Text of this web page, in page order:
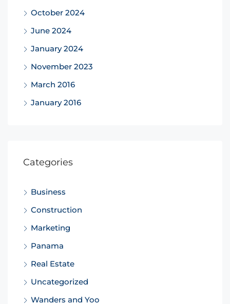
October 2024
June 2024
January 2024
November 2023
March 2016
January 2016
Categories
Business
Construction
Marketing
Panama
Real Estate
Uncategorized
Wanders and Yoo